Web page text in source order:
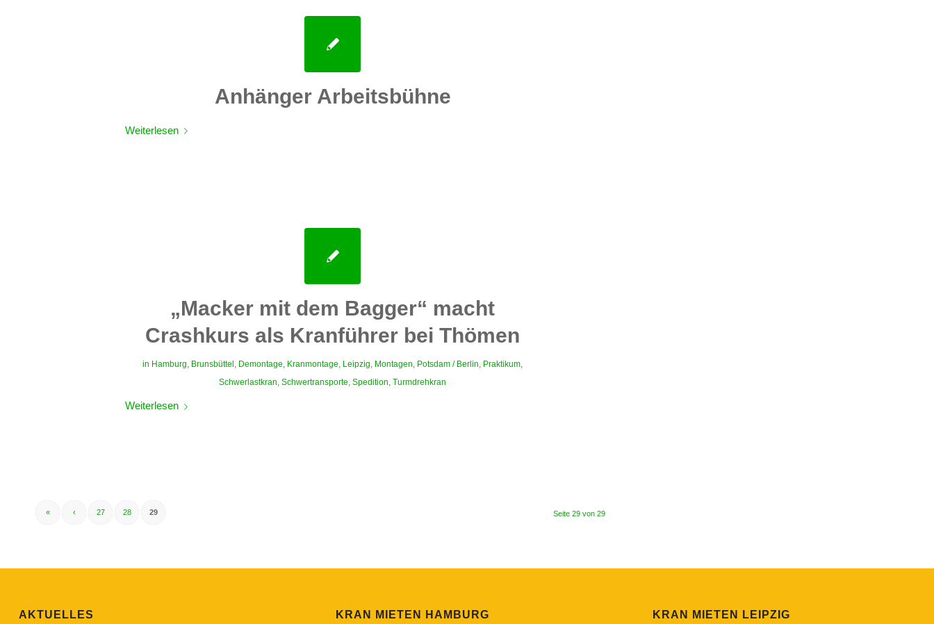
Anhänger Arbeitsbühne
Weiterlesen
„Macker mit dem Bagger“ macht
Crashkurs als Kranführer bei Thömen
in Hamburg, Brunsbüttel , Demontage, Kranmontage, Leipzig, Montagen, Potsdam / Berlin, Praktikum,
Schwerlastkran, Schwertransporte, Spedition, Turmdrehkran
Weiterlesen
Seite 29 von 29
« ‹ 27 28 29
AKTUELLES KRAN MIETEN HAMBURG KRAN MIETEN LEIPZIG